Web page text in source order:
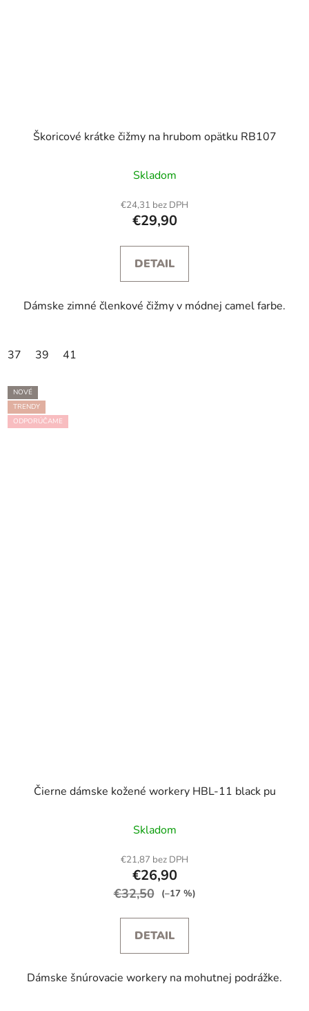
Škoricové krátke čižmy na hrubom opätku RB107
Skladom
€24,31 bez DPH
€29,90
DETAIL
Dámske zimné členkové čižmy v módnej camel farbe.
37 39 41
NOVÉ
TRENDY
ODPORÚČAME
Čierne dámske kožené workery HBL-11 black pu
Skladom
€21,87 bez DPH
€26,90
€32,50 (–17 %)
DETAIL
Dámske šnúrovacie workery na mohutnej podrážke.